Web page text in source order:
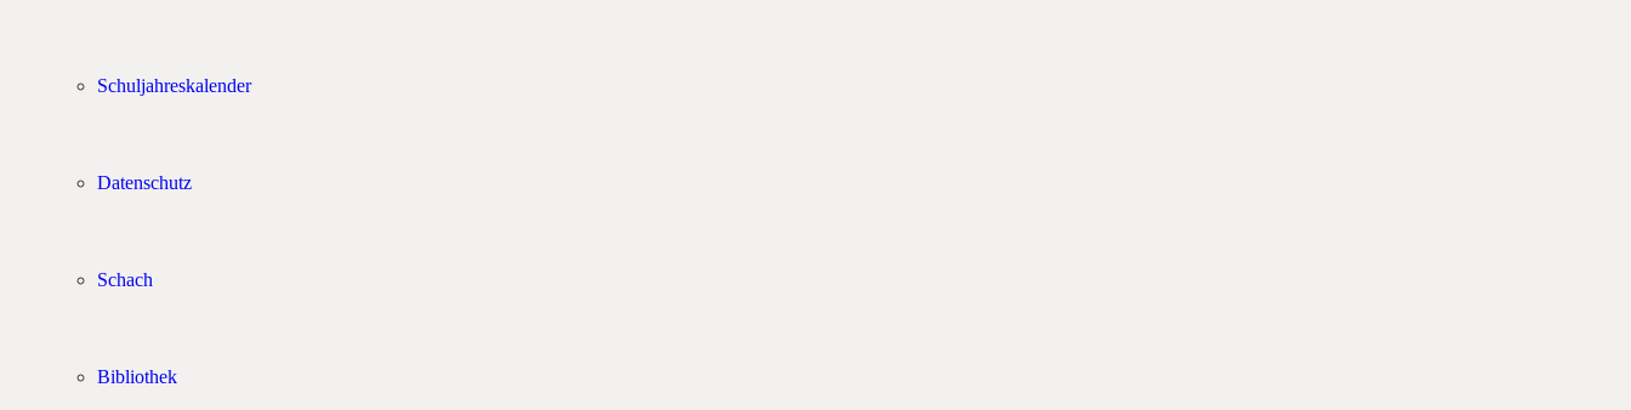
Schuljahreskalender
Datenschutz
Schach
Bibliothek